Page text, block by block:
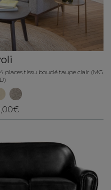
tissu bouclé taupe clair (MG